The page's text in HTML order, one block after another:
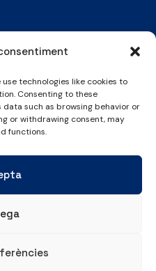
technologies like cookies to
Consenting to these
such as browsing behavior or
or withdrawing consent, may
functions.